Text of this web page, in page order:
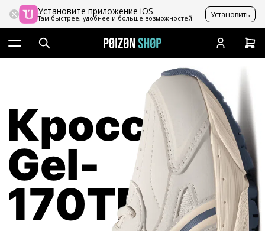
Установите приложение iOS
Там быстрее, удобнее и больше возможностей Установить
Кроссовки
Gel-
170TR